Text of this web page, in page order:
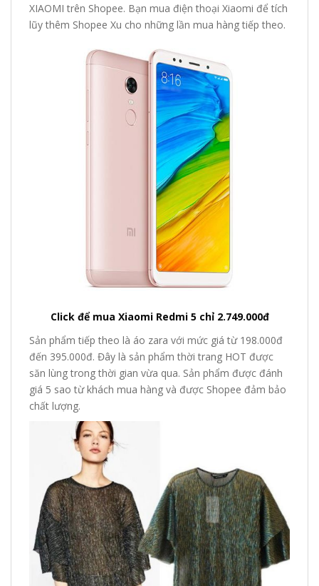
XIAOMI trên Shopee. Bạn mua điện thoại Xiaomi để tích
lũy thêm Shopee Xu cho những lần mua hàng tiếp theo.
Click để mua Xiaomi Redmi 5 chỉ 2.749.000đ
Sản phẩm tiếp theo là áo zara với mức giá từ 198.000đ
đến 395.000đ. Đây là sản phẩm thời trang HOT được
săn lùng trong thời gian vừa qua. Sản phẩm được đánh
giá 5 sao từ khách mua hàng và được Shopee đảm bảo
chất lượng.